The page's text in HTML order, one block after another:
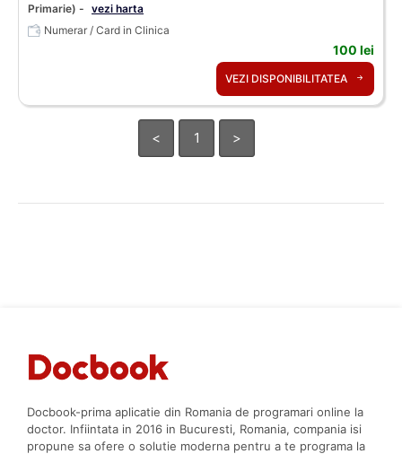
Primarie) - vezi harta
Numerar / Card in Clinica
100 lei
VEZI DISPONIBILITATEA
< 1 >
Docbook-prima aplicatie din Romania de programari online la
doctor. Infiintata in 2016 in Bucuresti, Romania, compania isi
propune sa ofere o solutie moderna pentru a te programa la